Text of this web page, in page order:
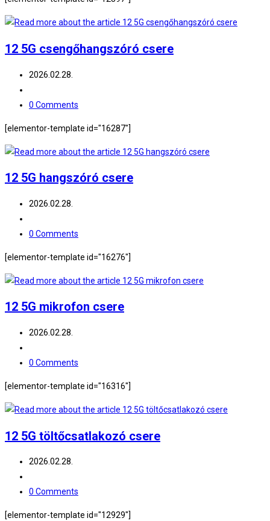
12 5G csengőhangszóró csere
Post
2026.02.28.
category:
Post
0 Comments
[elementor-template id="16287"]
12 5G hangszóró csere
Post
2026.02.28.
category:
Post
0 Comments
[elementor-template id="16276"]
12 5G mikrofon csere
Post
2026.02.28.
category:
Post
0 Comments
[elementor-template id="16316"]
12 5G töltőcsatlakozó csere
Post
2026.02.28.
category:
Post
0 Comments
[elementor-template id="12929"]